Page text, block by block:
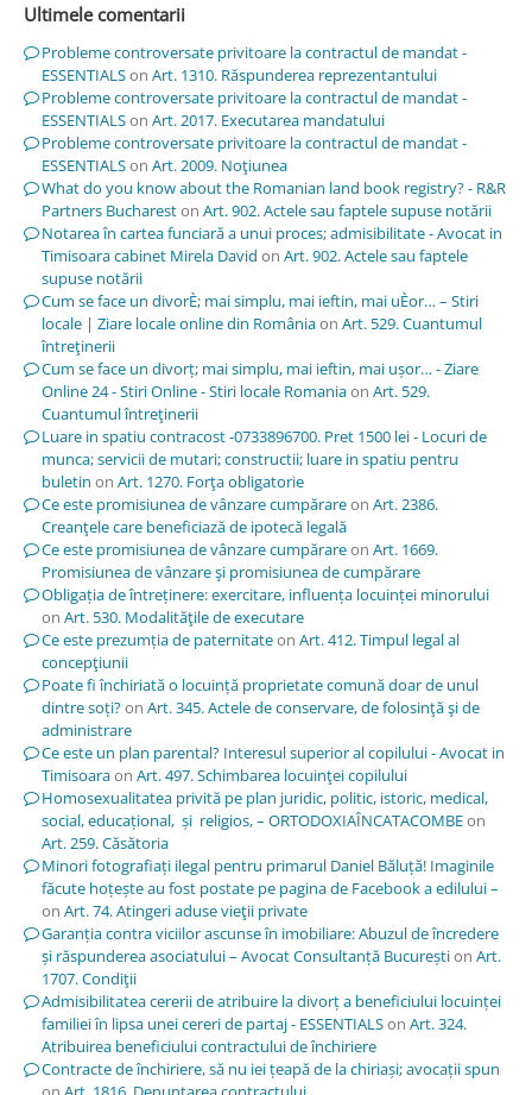
Ultimele comentarii
Probleme controversate privitoare la contractul de mandat -
ESSENTIALSon Art. 1310. Răspunderea reprezentantului
Probleme controversate privitoare la contractul de mandat -
ESSENTIALSon Art. 2017. Executarea mandatului
Probleme controversate privitoare la contractul de mandat -
ESSENTIALSon Art. 2009. Noţiunea
What do you know about the Romanian land book registry? - R&R
Partners Buchareston Art. 902. Actele sau faptele supuse notării
Notarea în cartea funciară a unui proces; admisibilitate - Avocat in
Timisoara cabinet Mirela David on Art. 902. Actele sau faptele
supuse notării
Cum se face un divorÈ; mai simplu, mai ieftin, mai uÈor… – Stiri
locale | Ziare locale online din Româniaon Art. 529. Cuantumul
întreţinerii
Cum se face un divorț; mai simplu, mai ieftin, mai ușor… - Ziare
Online 24 - Stiri Online - Stiri locale Romaniaon Art. 529.
Cuantumul întreţinerii
Luare in spatiu contracost -0733896700. Pret 1500 lei - Locuri de
munca; servicii de mutari; constructii; luare in spatiu pentru
buletin on Art. 1270. Forţa obligatorie
Ce este promisiunea de vânzare cumpărareon Art. 2386.
Creanţele care beneficiază de ipotecă legală
Ce este promisiunea de vânzare cumpărareon Art. 1669.
Promisiunea de vânzare şi promisiunea de cumpărare
Obligația de întreținere: exercitare, influența locuinței minorului
on Art. 530. Modalităţile de executare
Ce este prezumția de paternitateon Art. 412. Timpul legal al
concepţiunii
Poate fi închiriată o locuință proprietate comună doar de unul
dintre soți?on Art. 345. Actele de conservare, de folosinţă şi de
administrare
Ce este un plan parental? Interesul superior al copilului - Avocat in
Timisoaraon Art. 497. Schimbarea locuinţei copilului
Homosexualitatea privită pe plan juridic, politic, istoric, medical,
social, educațional, și religios, – ORTODOXIAÎNCATACOMBEon
Art. 259. Căsătoria
Minori fotografiați ilegal pentru primarul Daniel Băluță! Imaginile
făcute hoțește au fost postate pe pagina de Facebook a edilului –
on Art. 74. Atingeri aduse vieţii private
Garanția contra viciilor ascunse în imobiliare: Abuzul de încredere
și răspunderea asociatului – Avocat Consultanță Bucureștion Art.
1707. Condiţii
Admisibilitatea cererii de atribuire la divorț a beneficiului locuinței
familiei în lipsa unei cereri de partaj - ESSENTIALSon Art. 324.
Atribuirea beneficiului contractului de închiriere
Contracte de închiriere, să nu iei țeapă de la chiriași; avocații spun